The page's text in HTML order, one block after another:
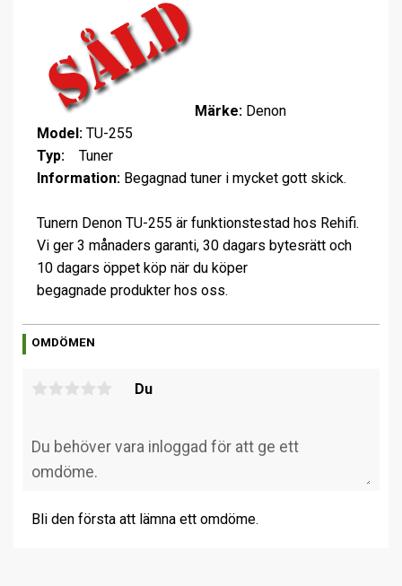
Märke: Denon
Model: TU-255
Typ: Tuner
Information: Begagnad tuner i mycket gott skick.
Tunern Denon TU-255 är funktionstestad hos Rehifi.
Vi ger 3 månaders garanti, 30 dagars bytesrätt och
10 dagars öppet köp när du köper
begagnade produkter hos oss.
OMDÖMEN
Du
Bli den första att lämna ett omdöme.